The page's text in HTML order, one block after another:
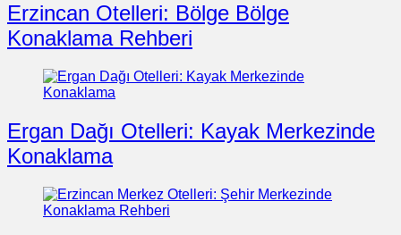
Erzincan Otelleri: Bölge Bölge
Konaklama Rehberi
Ergan Dağı Otelleri: Kayak Merkezinde
Konaklama